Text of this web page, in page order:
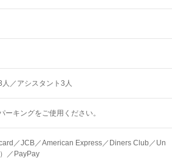
／アシスタント3人
ーキングをご使用ください。
／JCB／American Express／Diners Club／Un
／PayPay